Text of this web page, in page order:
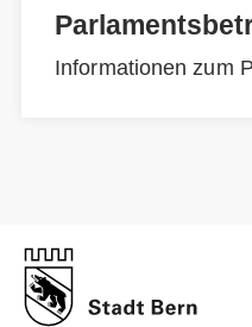
Informationen zum